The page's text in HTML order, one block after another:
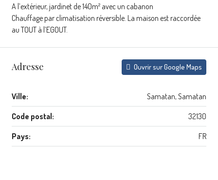
A l’extérieur, jardinet de 140m² avec un cabanon
Chauffage par climatisation réversible. La maison est raccordée
au TOUT à l’EGOUT.
Adresse Ouvrir sur Google Maps
Ville: Samatan, Samatan
Code postal: 32130
Pays: FR